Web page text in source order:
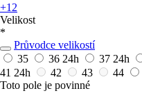
+12
Velikost
*
Průvodce velikostí
35
36 24h 37 24h
41 24h 42 43 44
Toto pole je povinné